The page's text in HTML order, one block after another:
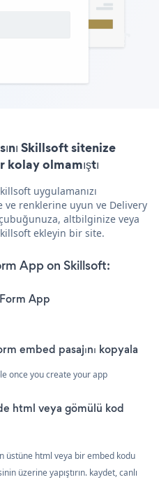
Skillsoft sitenize
olmamıştı
uygulamanızı
renklerine uyun ve Delivery
altbilginize veya
ekleyin bir site.
App on Skillsoft:
App
embed pasajını kopyala
once you create your app
html veya gömülü kod
üstüne html veya bir embed kodu
üzerine yapıştırın. kaydet, canlı